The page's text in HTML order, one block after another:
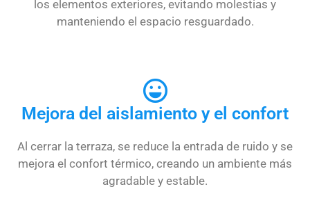
los elementos exteriores, evitando molestias y
manteniendo el espacio resguardado.
Mejora del aislamiento y el confort
Al cerrar la terraza, se reduce la entrada de ruido y se
mejora el confort térmico, creando un ambiente más
agradable y estable.